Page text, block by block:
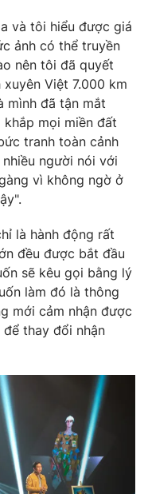
mình bằng AI
Nam
tử số 483/GP-BTTTT
Phạm Quốc Thắng,
355 932
và tôi hiểu được giá
ảnh có thể truyền
nên tôi đã quyết
Việt 7.000 km
mình đã tận mắt
khắp mọi miền đất
tranh toàn cảnh
người nói với
vì không ngờ ở
là hành động rất
đều được bắt đầu
sẽ kêu gọi bằng lý
làm đó là thông
mới cảm nhận được
thay đổi nhận